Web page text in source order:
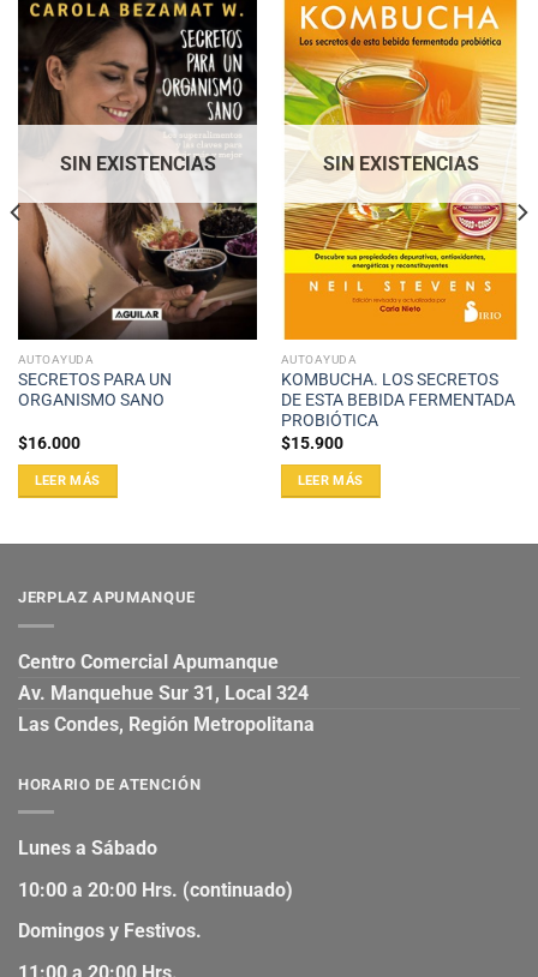
SIN EXISTENCIAS
AUTOAYUDA
SECRETOS PARA UN
ORGANISMO SANO
$16.000
LEER MÁS
SIN EXISTENCIAS
AUTOAYUDA
KOMBUCHA. LOS SECRETOS
DE ESTA BEBIDA FERMENTADA
PROBIÓTICA
$15.900
LEER MÁS
JERPLAZ APUMANQUE
Centro Comercial Apumanque
Av. Manquehue Sur 31, Local 324
Las Condes, Región Metropolitana
HORARIO DE ATENCIÓN
Lunes a Sábado
10:00 a 20:00 Hrs. (continuado)
Domingos y Festivos.